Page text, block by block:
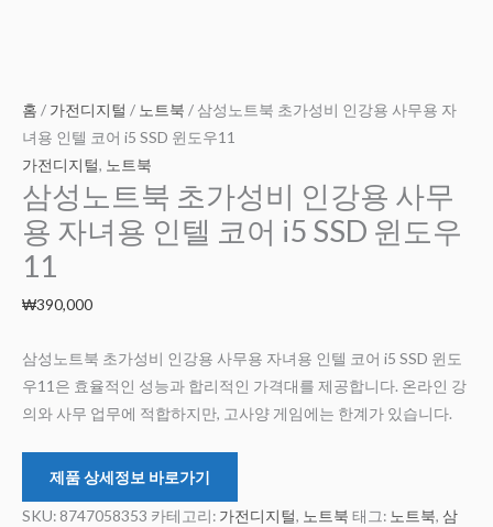
홈 / 가전디지털 / 노트북 / 삼성노트북 초가성비 인강용 사무용 자
녀용 인텔 코어 i5 SSD 윈도우11
가전디지털, 노트북
삼성노트북 초가성비 인강용 사무
용 자녀용 인텔 코어 i5 SSD 윈도우
11
₩390,000
삼성노트북 초가성비 인강용 사무용 자녀용 인텔 코어 i5 SSD 윈도
우11은 효율적인 성능과 합리적인 가격대를 제공합니다. 온라인 강
의와 사무 업무에 적합하지만, 고사양 게임에는 한계가 있습니다.
제품 상세정보 바로가기
SKU: 8747058353 카테고리: 가전디지털, 노트북 태그: 노트북, 삼